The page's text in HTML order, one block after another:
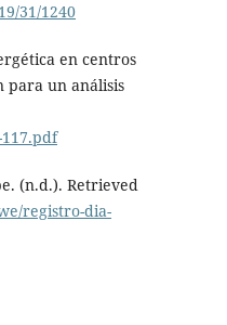
31/1240
en centros
para un análisis
(n.d.). Retrieved
registro-dia-